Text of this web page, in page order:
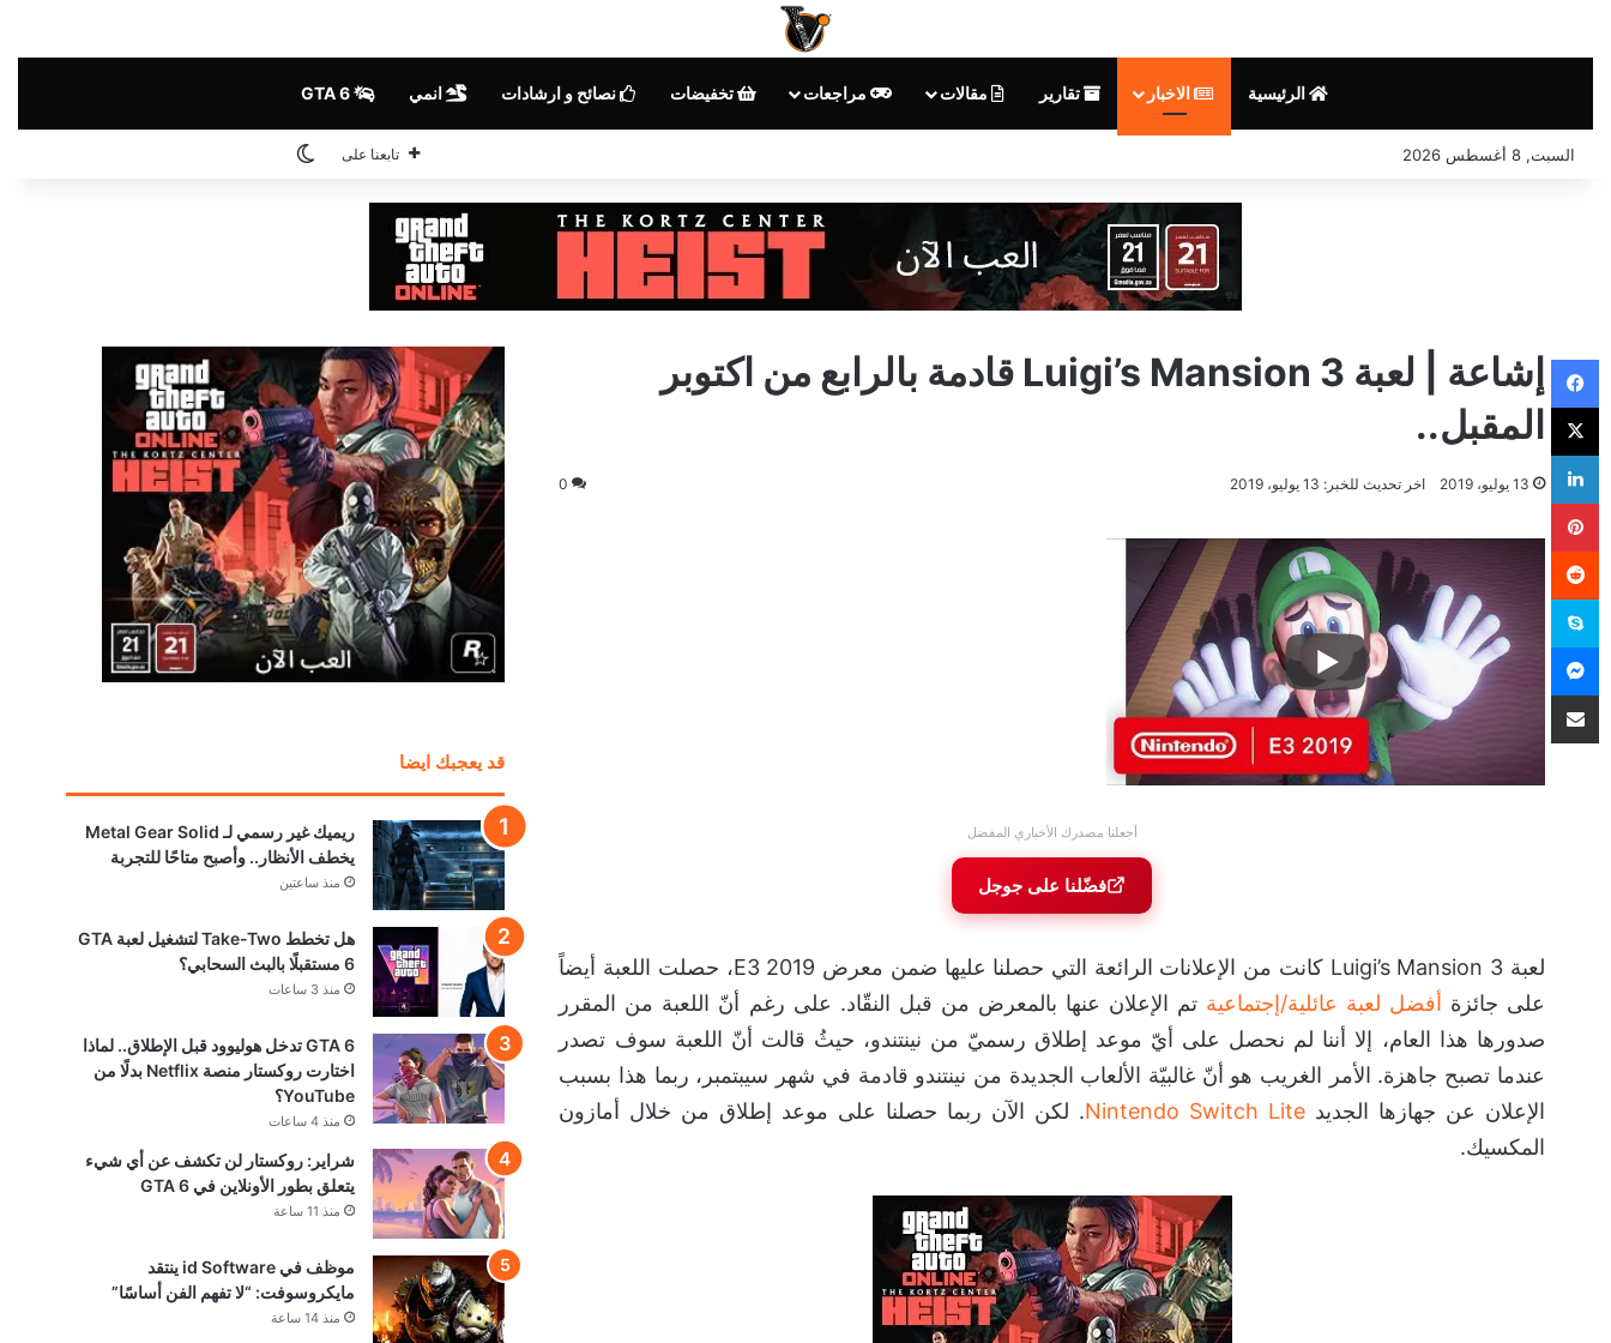
الرئيسية الاخبار تقارير مقالات مراجعات تخفيضات نصائح و ارشادات انمي
السبت, 8 أغسطس 2026 تابعنا على الوضع المظلم
إشاعة | لعبة Luigi’s Mansion 3 قادمة بالرابع من اكتوبر
المقبل..
13 يوليو، 2019 اخر تحديث للخبر: 13 يوليو، 2019 0
أجعلنا مصدرك الأخباري المفضل
فضّلنا على جوجل
لعبة Luigi’s Mansion 3 كانت من الإعلانات الرائعة التي حصلنا عليها ضمن معرض E3 2019، حصلت اللعبة أيضاً
على جائزة أفضل لعبة عائلية/إجتماعية تم الإعلان عنها بالمعرض من قبل النقّاد. على رغم أنّ اللعبة من المقرر
صدورها هذا العام، إلا أننا لم نحصل على أيّ موعد إطلاق رسميّ من نينتندو، حيثُ قالت أنّ اللعبة سوف تصدر
عندما تصبح جاهزة. الأمر الغريب هو أنّ غالبيّة الألعاب الجديدة من نينتندو قادمة في شهر سيبتمبر، ربما هذا بسبب
الإعلان عن جهازها الجديدNintendo Switch Lite. لكن الآن ربما حصلنا على موعد إطلاق من خلال أمازون
المكسيك.
قد يعجبك ايضا
ريميك غير رسمي لـ Metal Gear Solid
يخطف الأنظار.. وأصبح متاحًا للتجربة
منذ ساعتين
هل تخطط Take-Two لتشغيل لعبة GTA
6 مستقبلًا بالبث السحابي؟
منذ 3 ساعات
GTA 6 تدخل هوليوود قبل الإطلاق.. لماذا
اختارت روكستار منصة Netflix بدلًا من
YouTube؟
منذ 4 ساعات
شراير: روكستار لن تكشف عن أي شيء
يتعلق بطور الأونلاين في GTA 6
منذ 11 ساعة
موظف في id Software ينتقد
مايكروسوفت: “لا تفهم الفن أساسًا”
منذ 14 ساعة
فيسبوك
‫X
لينكدإن
بينتيريست
سكايب
ماسنجر
مشاركة عبر البريد